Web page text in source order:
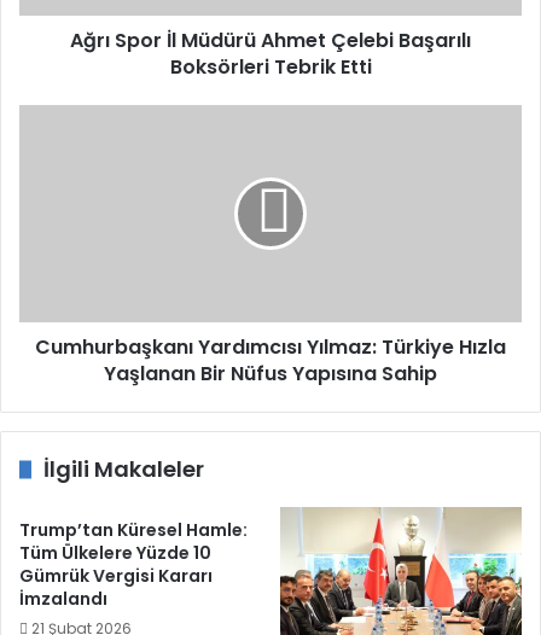
Tebrik
Ağrı Spor İl Müdürü Ahmet Çelebi Başarılı
Boksörleri Tebrik Etti
Yapısına
Sahip
Cumhurbaşkanı Yardımcısı Yılmaz: Türkiye Hızla
Yaşlanan Bir Nüfus Yapısına Sahip
İlgili Makaleler
Trump’tan Küresel Hamle:
Tüm Ülkelere Yüzde 10
Gümrük Vergisi Kararı
İmzalandı
21 Şubat 2026